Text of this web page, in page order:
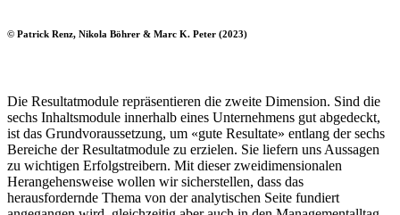
© Patrick Renz, Nikola Böhrer & Marc K. Peter (2023)
Die Resultatmodule repräsentieren die zweite Dimension. Sind die
sechs Inhaltsmodule innerhalb eines Unternehmens gut abgedeckt,
ist das Grundvoraussetzung, um «gute Resultate» entlang der sechs
Bereiche der Resultatmodule zu erzielen. Sie liefern uns Aussagen
zu wichtigen Erfolgstreibern. Mit dieser zweidimensionalen
Herangehensweise wollen wir sicherstellen, dass das
herausfordernde Thema von der analytischen Seite fundiert